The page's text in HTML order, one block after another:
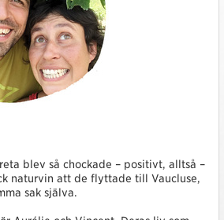
blev så chockade – positivt, alltså –
naturvin att de flyttade till Vaucluse,
sak själva.